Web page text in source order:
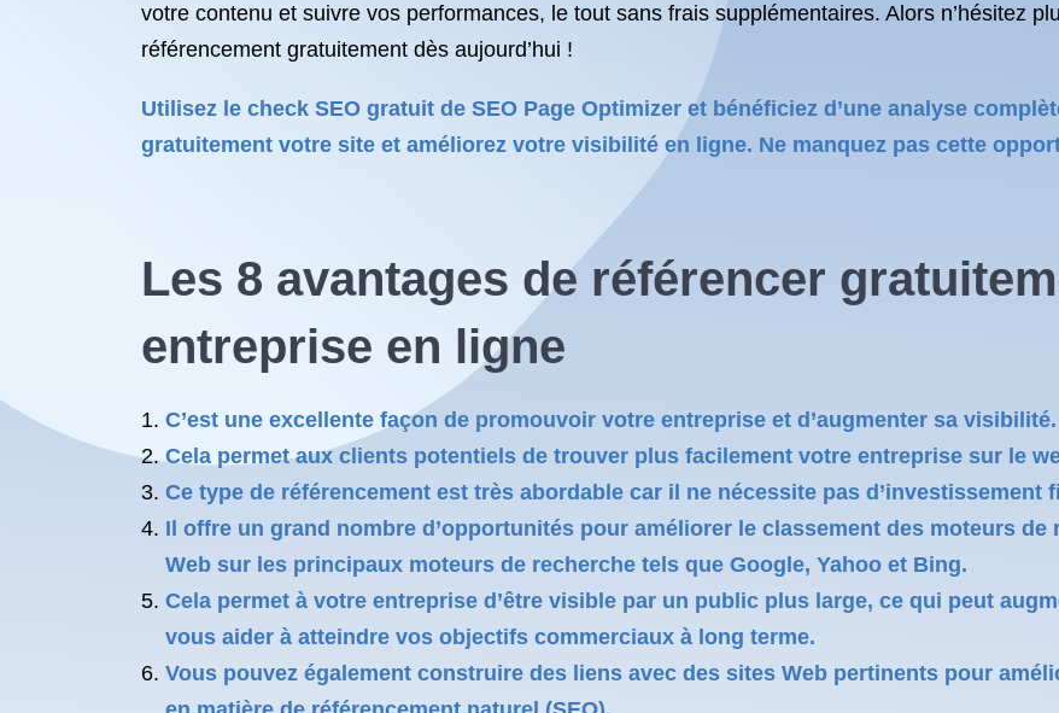
votre contenu et suivre vos performances, le tout sans frais supplémentaires. Alors n’hésitez
référencement gratuitement dès aujourd’hui !
Utilisez le check SEO gratuit de SEO Page Optimizer et bénéficiez d’une analyse
gratuitement votre site et améliorez votre visibilité en ligne. Ne manquez pas cette
Les 8 avantages de référencer
entreprise en ligne
C’est une excellente façon de promouvoir votre entreprise et d’augmenter sa visibilité.
Cela permet aux clients potentiels de trouver plus facilement votre entreprise sur le
Ce type de référencement est très abordable car il ne nécessite pas d’investissement
Il offre un grand nombre d’opportunités pour améliorer le classement des moteurs
Web sur les principaux moteurs de recherche tels que Google, Yahoo et Bing.
Cela permet à votre entreprise d’être visible par un public plus large, ce qui peut
vous aider à atteindre vos objectifs commerciaux à long terme.
Vous pouvez également construire des liens avec des sites Web pertinents pour